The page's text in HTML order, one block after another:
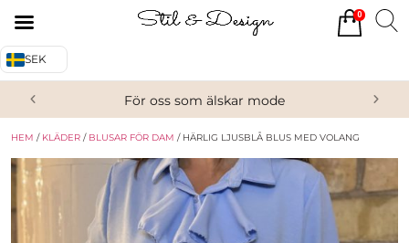
SEK
För oss som älskar mode
HEM / KLÄDER / BLUSAR FÖR DAM / HÄRLIG LJUSBLÅ BLUS MED VOLANG
0
Alla produkter
Accessoarer
Skor/Stövlar
Om oss